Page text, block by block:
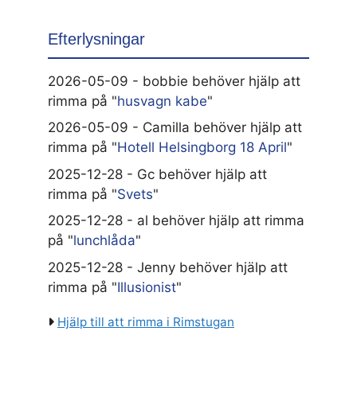
Efterlysningar
2026-05-09 - bobbie behöver hjälp att
rimma på "husvagn kabe"
2026-05-09 - Camilla behöver hjälp att
rimma på "Hotell Helsingborg 18 April"
2025-12-28 - Gc behöver hjälp att
rimma på "Svets"
2025-12-28 - al behöver hjälp att rimma
på "lunchlåda"
2025-12-28 - Jenny behöver hjälp att
rimma på "Illusionist"
Hjälp till att rimma i Rimstugan